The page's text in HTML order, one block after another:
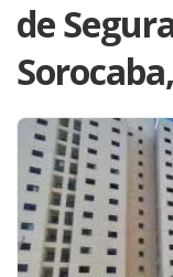
de